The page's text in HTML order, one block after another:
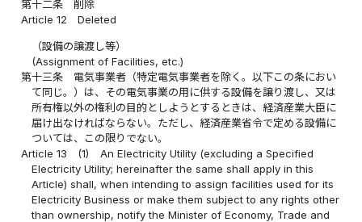
第十二条
削除
Article 12
Deleted
（設備の譲渡し等）
(Assignment of Facilities, etc.)
第十三条
電気事業者（特定電気事業者を除く。以下この条におい
て同じ。）は、その電気事業の用に供する設備を譲り渡し、又は
所有権以外の権利の目的としようとするときは、経済産業大臣に
届け出なければならない。ただし、経済産業省令で定める設備に
ついては、この限りでない。
Article 13
(1)
An Electricity Utility (excluding a Specified
Electricity Utility; hereinafter the same shall apply in this
Article) shall, when intending to assign facilities used for its
Electricity Business or make them subject to any rights other
than ownership, notify the Minister of Economy, Trade and